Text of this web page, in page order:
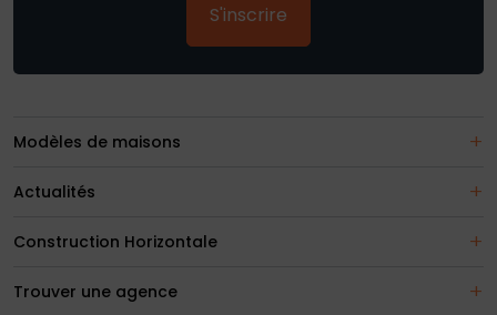
S'inscrire
Modèles de maisons
Actualités
Construction Horizontale
Trouver une agence